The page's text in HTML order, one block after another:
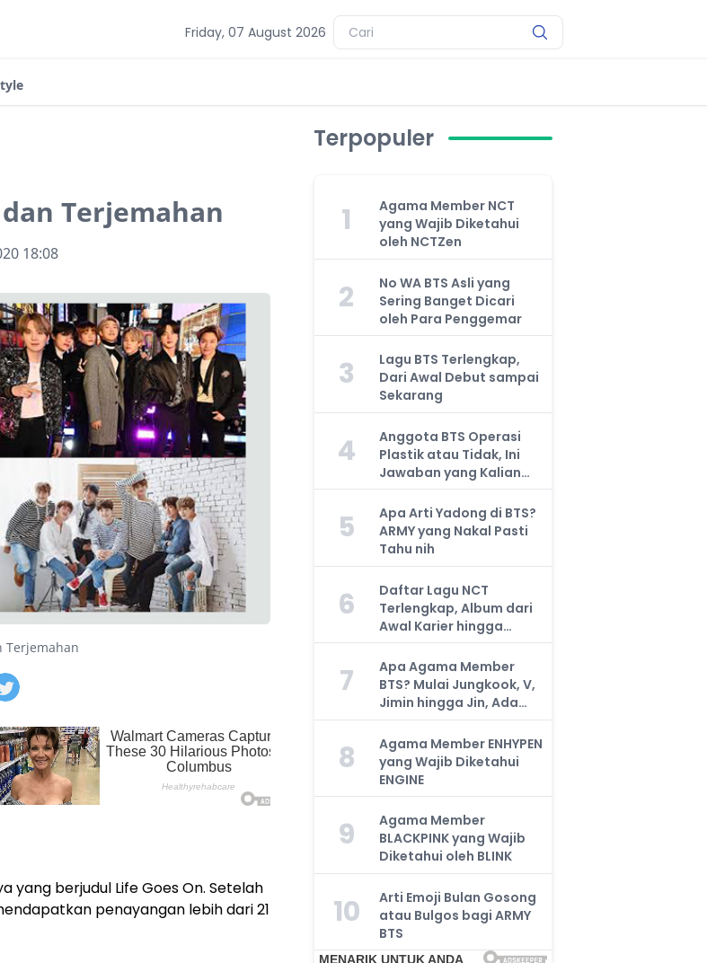
Friday, 07 August 2026
Terjemahan
18:08
Terjemahan
berjudul Life Goes On. Setelah
penayangan lebih dari 21
Terpopuler
1
Agama Member NCT
yang Wajib Diketahui
oleh NCTZen
2
No WA BTS Asli yang
Sering Banget Dicari
oleh Para Penggemar
3
Lagu BTS Terlengkap,
Dari Awal Debut sampai
Sekarang
4
Anggota BTS Operasi
Plastik atau Tidak, Ini
Jawaban yang Kalian
Cari
5
Apa Arti Yadong di BTS?
ARMY yang Nakal Pasti
Tahu nih
6
Daftar Lagu NCT
Terlengkap, Album dari
Awal Karier hingga
Sekarang
7
Apa Agama Member
BTS? Mulai Jungkook, V,
Jimin hingga Jin, Ada
yang Atheis
8
Agama Member ENHYPEN
yang Wajib Diketahui
ENGINE
9
Agama Member
BLACKPINK yang Wajib
Diketahui oleh BLINK
10
Arti Emoji Bulan Gosong
atau Bulgos bagi ARMY
BTS